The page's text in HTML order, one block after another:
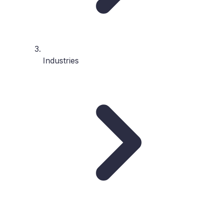
Industries